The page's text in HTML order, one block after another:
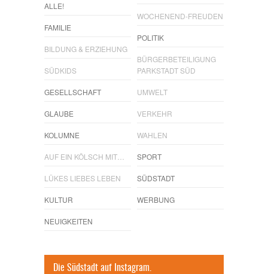
ALLE!
FAMILIE
BILDUNG & ERZIEHUNG
SÜDKIDS
GESELLSCHAFT
GLAUBE
KOLUMNE
AUF EIN KÖLSCH MIT…
LÜKES LIEBES LEBEN
KULTUR
NEUIGKEITEN
WOCHENEND-FREUDEN
POLITIK
BÜRGERBETEILIGUNG
PARKSTADT SÜD
UMWELT
VERKEHR
WAHLEN
SPORT
SÜDSTADT
WERBUNG
Die Südstadt auf Instagram.